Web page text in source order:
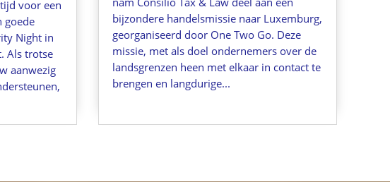
voor een
goede
Night in
Als trotse
aanwezig
bijzondere handelsmissie naar Luxemburg,
georganiseerd door One Two Go. Deze
missie, met als doel ondernemers over de
landsgrenzen heen met elkaar in contact te
brengen en langdurige...